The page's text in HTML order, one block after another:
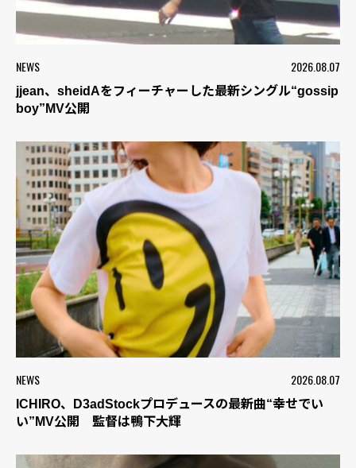
NEWS 2026.08.07
jjean、sheidAをフィーチャーした最新シングル“gossip
boy”MV公開
NEWS 2026.08.07
ICHIRO、D3adStockプロデュースの最新曲“幸せでい
い”MV公開 監督は鴨下大輝